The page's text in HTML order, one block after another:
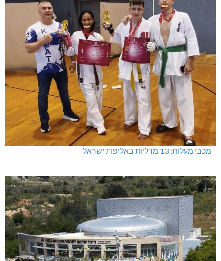
מכבי מעלות: 13 מדליות באליפות ישראל